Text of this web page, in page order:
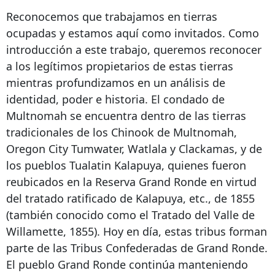
Reconocemos que trabajamos en tierras
ocupadas y estamos aquí como invitados. Como
introducción a este trabajo, queremos reconocer
a los legítimos propietarios de estas tierras
mientras profundizamos en un análisis de
identidad, poder e historia. El condado de
Multnomah se encuentra dentro de las tierras
tradicionales de los Chinook de Multnomah,
Oregon City Tumwater, Watlala y Clackamas, y de
los pueblos Tualatin Kalapuya, quienes fueron
reubicados en la Reserva Grand Ronde en virtud
del tratado ratificado de Kalapuya, etc., de 1855
(también conocido como el Tratado del Valle de
Willamette, 1855). Hoy en día, estas tribus forman
parte de las Tribus Confederadas de Grand Ronde.
El pueblo Grand Ronde continúa manteniendo